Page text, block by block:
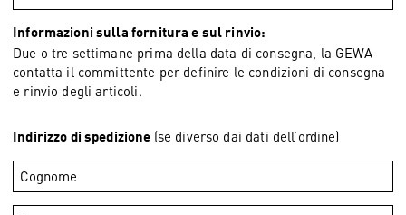
Informazioni sulla fornitura e sul rinvio:
Due o tre settimane prima della data di consegna, la GEWA
contatta il committente per definire le condizioni di consegna
e rinvio degli articoli.
Indirizzo di spedizione (se diverso dai dati dell’ordine)